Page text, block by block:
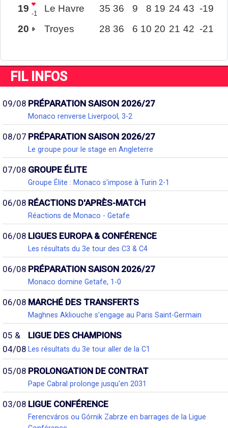
19 -1 Le Havre 35 36 9 8 19 24 43 -19
20
Troyes 28 36 6 10 20 21 42 -21
FIL INFOS
09/08 PRÉPARATION SAISON 2026/27
Monaco renverse Liverpool, 3-2
08/07 PRÉPARATION SAISON 2026/27
Le groupe pour le stage en Angleterre
07/08 GROUPE ÉLITE
Groupe Élite : Monaco s'impose à Turin 2-1
06/08 RÉACTIONS D'APRÈS-MATCH
Réactions de Monaco - Getafe
06/08 LIGUES EUROPA & CONFÉRENCE
Les résultats du 3e tour des C3 & C4
06/08 PRÉPARATION SAISON 2026/27
Monaco domine Getafe, 1-0
06/08 MARCHÉ DES TRANSFERTS
Maghnes Akliouche s'engage au Paris Saint-Germain
05 &
04/08
LIGUE DES CHAMPIONS
Les résultats du 3e tour aller de la C1
05/08 PROLONGATION DE CONTRAT
Pape Cabral prolonge jusqu'en 2031
03/08 LIGUE CONFÉRENCE
Ferencváros ou Górnik Zabrze en barrages de la Ligue